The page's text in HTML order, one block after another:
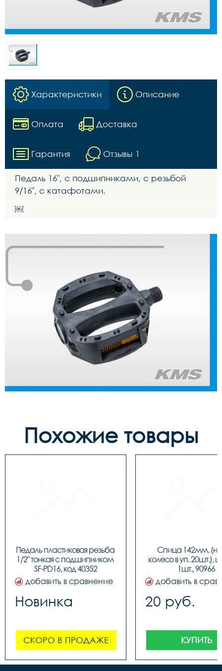
Характеристики Описание
Оплата Доставка
Гарантия Отзывы 1
Педаль 16", с подшипниками, с резьбой
9/16", с катафотами.
￼
Похожие товары
Педаль пластиковая резьба
1/2" тонкая c подшипником
SF-PD16, код 40352
добавить в сравнение
Новинка
СКОРО В ПРОДАЖЕ
Спица 142мм. (на
колесо в уп. 20шт.),
1шт., 90966
добавить в
20 руб.
КУПИТЬ